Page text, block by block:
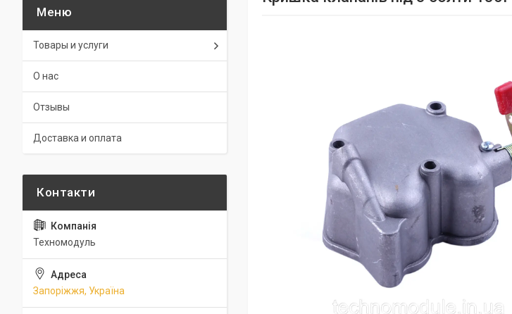
Товары и услуги
О нас
Отзывы
Доставка и оплата
Техномодуль
Запоріжжя, Україна